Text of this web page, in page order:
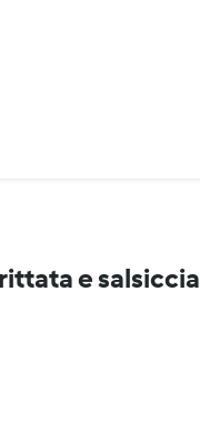
e salsiccia